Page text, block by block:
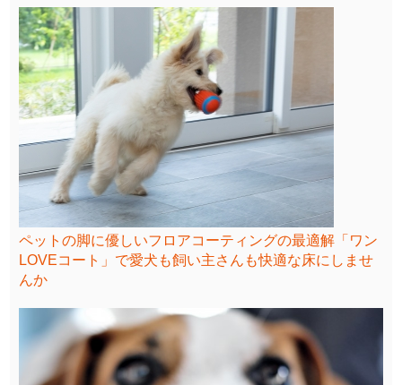
ペットの脚に優しいフロアコーティングの最適解「ワン
LOVEコート」で愛犬も飼い主さんも快適な床にしませ
んか